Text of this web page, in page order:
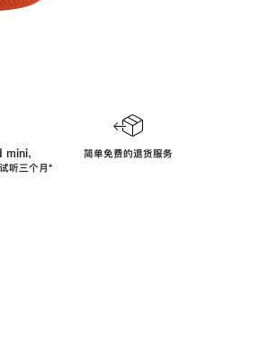
，
听三个月脚
⁺
简单免费的退货服务